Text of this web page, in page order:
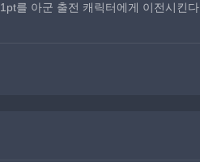
1pt를 아군 출전 캐릭터에게 이전시킨다.